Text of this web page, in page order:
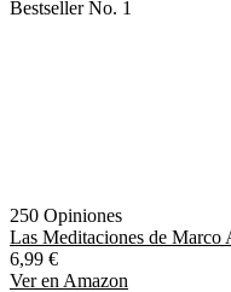
Bestseller No. 1
250 Opiniones
Las Meditaciones de Marco
6,99 €
Ver en Amazon